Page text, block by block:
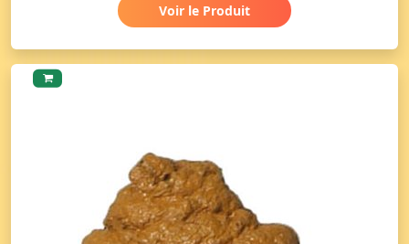
Voir le Produit